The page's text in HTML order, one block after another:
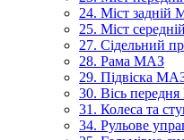
24. Міст задній
25. Міст
27. Сідельний
28. Рама МАЗ
29. Підвіска
30. Вісь
31. Колеса та
34. Рульове